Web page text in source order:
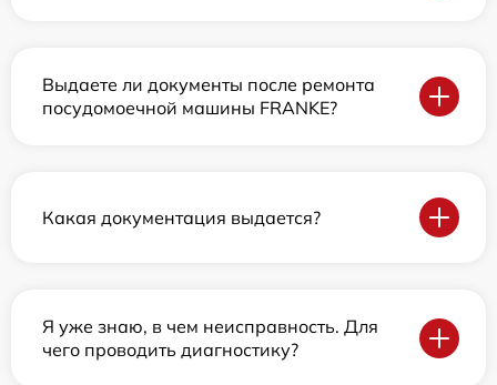
Выдаете ли документы после ремонта
посудомоечной машины FRANKE?
Какая документация выдается?
Я уже знаю, в чем неисправность. Для
чего проводить диагностику?